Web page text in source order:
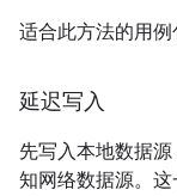
适合此方法的用例
延迟写入
先写入本地数据
知网络数据源。